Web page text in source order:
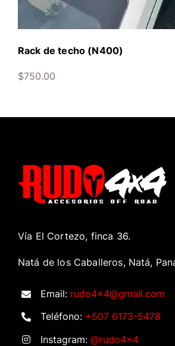
Rack de techo (N400)
$750.00
Vía El Cortezo, finca 36.
Natá de los Caballeros, Natá,
Email: rudo4x4@gmail.com
Teléfono: +507 6173-5478
Instagram:@rudo4x4